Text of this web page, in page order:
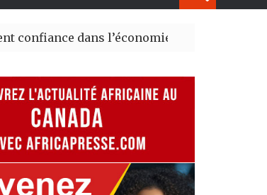
dans l’économie, mais trois grands